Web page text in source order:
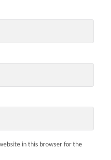
in this browser for the